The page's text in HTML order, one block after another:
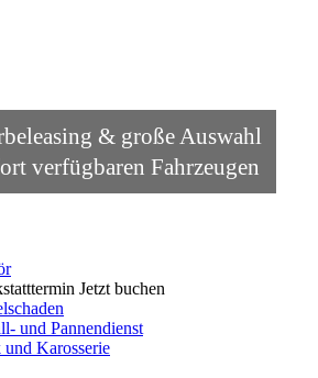
& große Auswahl
verfügbaren Fahrzeugen
Jetzt buchen
und Pannendienst
und Karosserie